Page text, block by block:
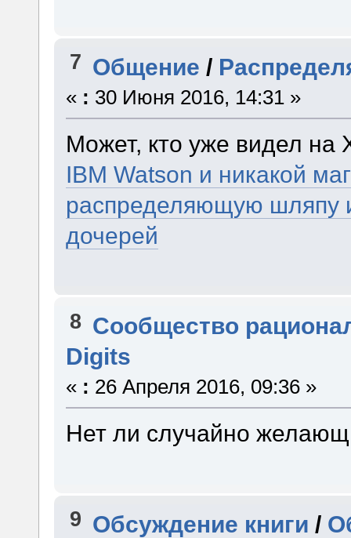
7 Общение /
« : 30 Июня 2016, 14:31 »
Может, кто уже видел на
IBM Watson и никакой
распределяющую шляпу
дочерей
8 Сообщество
Digits
« : 26 Апреля 2016, 09:36 »
Нет ли случайно
9 Обсуждение книги /